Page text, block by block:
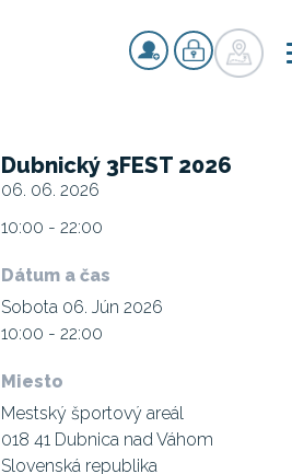
Dubnický 3FEST 2026
06. 06. 2026
10:00 - 22:00
Dátum a čas
Sobota 06. Jún 2026
10:00 - 22:00
Miesto
Mestský športový areál
018 41 Dubnica nad Váhom
Slovenská republika